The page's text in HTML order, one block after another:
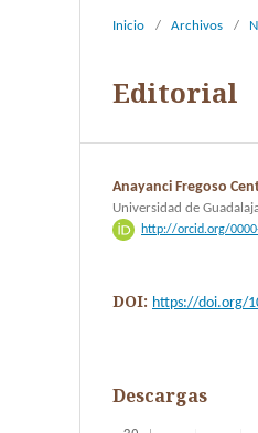
Inicio / Archivos /
Editorial
Anayanci Fregoso
Universidad de
http://orcid.org/
DOI: https://doi.org/
Descargas